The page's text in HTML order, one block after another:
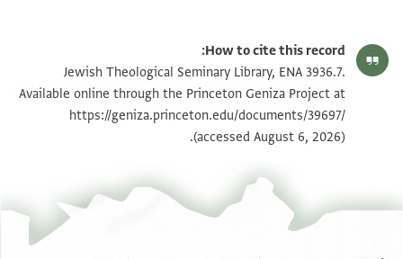
ENA 3936.7 verso הגדל וסובב
תנאי היתר שימוש בתצלום
How to cite this record:
Jewish Theological Seminary Library, ENA 3936.7.
Available online through the Princeton Geniza Project at
https://geniza.princeton.edu/documents/39697/
(accessed August 6, 2026).